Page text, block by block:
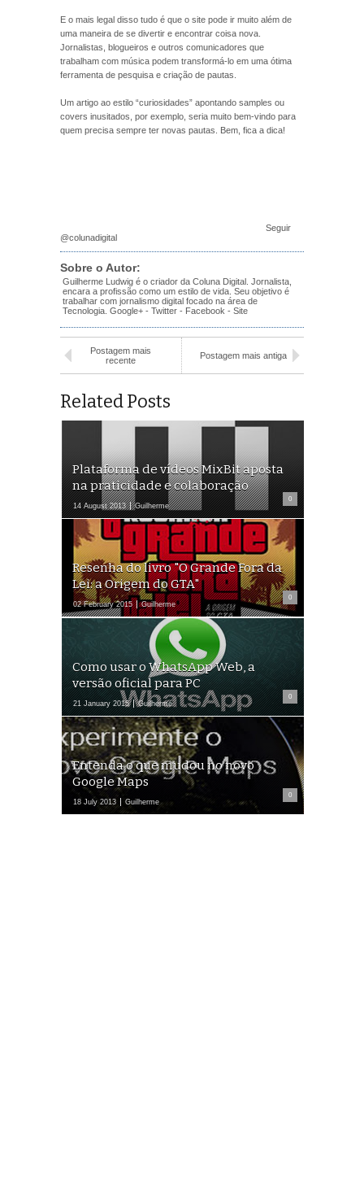
E o mais legal disso tudo é que o site pode ir muito além de
uma maneira de se divertir e encontrar coisa nova.
Jornalistas, blogueiros e outros comunicadores que
trabalham com música podem transformá-lo em uma ótima
ferramenta de pesquisa e criação de pautas.
Um artigo ao estilo “curiosidades” apontando samples ou
covers inusitados, por exemplo, seria muito bem-vindo para
quem precisa sempre ter novas pautas. Bem, fica a dica!
Seguir
@colunadigital
Sobre o Autor:
Guilherme Ludwig é o criador da Coluna Digital. Jornalista,
encara a profissão como um estilo de vida. Seu objetivo é
trabalhar com jornalismo digital focado na área de
Tecnologia. Google+ - Twitter - Facebook - Site
Postagem mais
recente
Postagem mais antiga
Related Posts
Plataforma de vídeos MixBit aposta
na praticidade e colaboração
14 August 2013 Guilherme
0
Resenha do livro "O Grande Fora da
Lei: a Origem do GTA"
02 February 2015 Guilherme
0
Como usar o WhatsApp Web, a
versão oficial para PC
21 January 2015 Guilherme
0
Entenda o que mudou no novo
Google Maps
18 July 2013 Guilherme
0